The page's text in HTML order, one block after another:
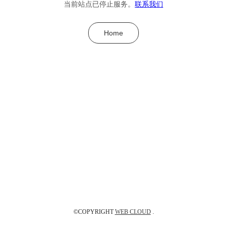
当前站点已停止服务。 联系我们
Home
©COPYRIGHTWEB CLOUD.